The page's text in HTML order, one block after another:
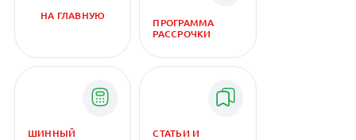
НА ГЛАВНУЮ
ПРОГРАММА
РАССРОЧКИ
ШИННЫЙ
СТАТЬИ И